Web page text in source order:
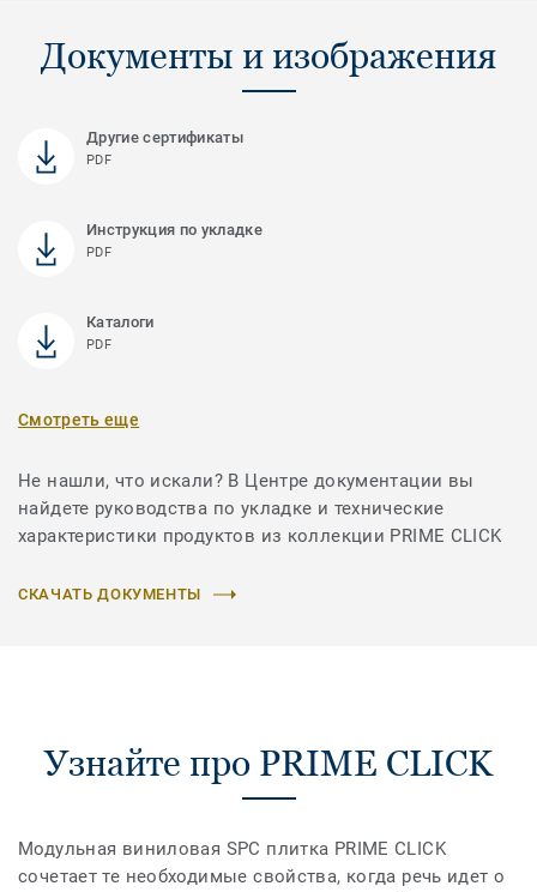
Документы и изображения
Другие сертификаты
PDF
Инструкция по укладке
PDF
Каталоги
PDF
Смотреть еще
Не нашли, что искали? В Центре документации вы
найдете руководства по укладке и технические
характеристики продуктов из коллекции PRIME CLICK
СКАЧАТЬ ДОКУМЕНТЫ
Узнайте про PRIME CLICK
Модульная виниловая SPC плитка PRIME CLICK
сочетает те необходимые свойства, когда речь идет о